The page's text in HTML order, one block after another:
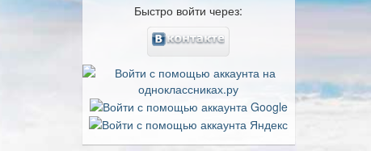
Быстро войти через: